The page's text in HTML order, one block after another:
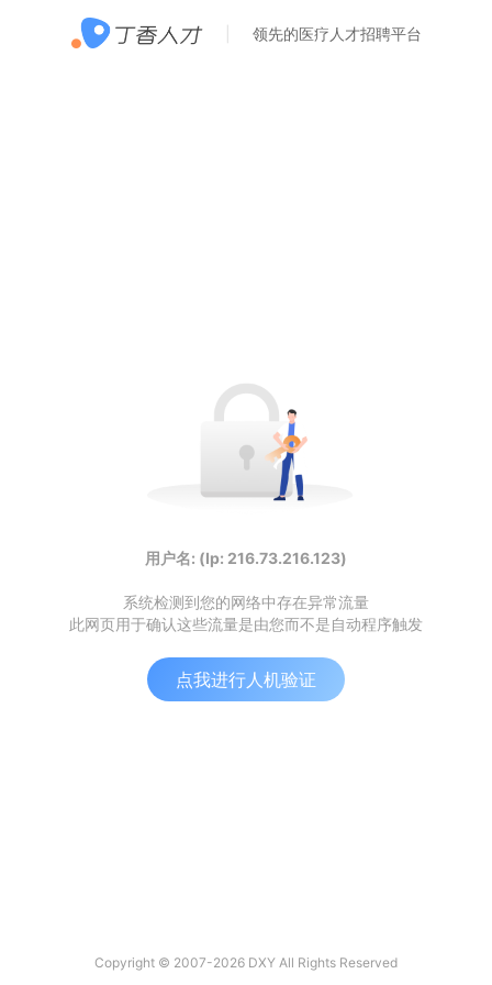
领先的医疗人才招聘平台
用户名: (Ip: 216.73.216.123)
系统检测到您的网络中存在异常流量
此网页用于确认这些流量是由您而不是自动程序触发
点我进行人机验证
Copyright © 2007-2026 DXY All Rights Reserved